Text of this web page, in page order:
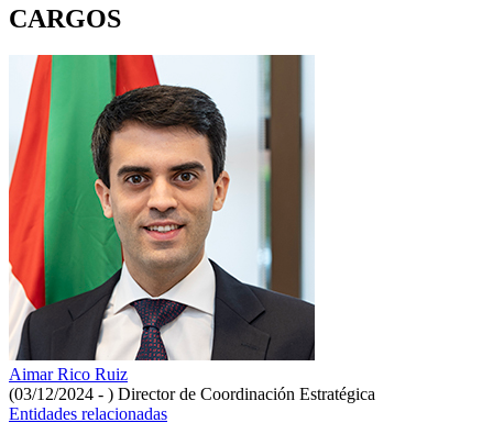
CARGOS
Aimar Rico Ruiz
(03/12/2024 - ) Director de Coordinación Estratégica
Entidades relacionadas